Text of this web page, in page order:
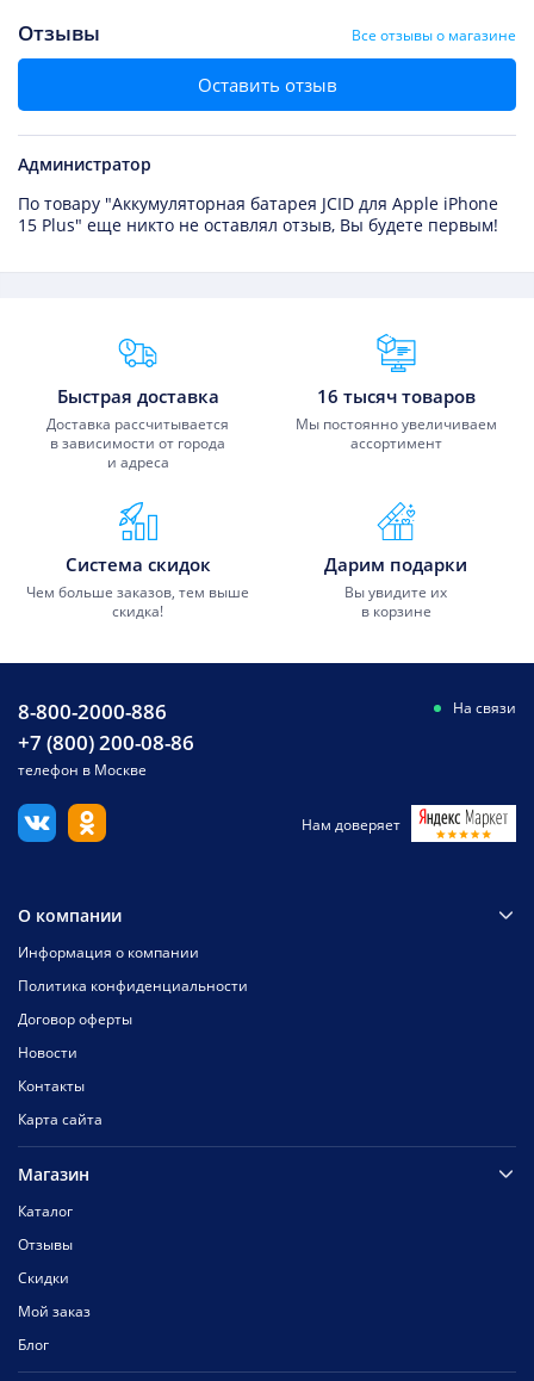
Отзывы Все отзывы о магазине
Оставить отзыв
Администратор
По товару "Аккумуляторная батарея JCID для Apple iPhone
15 Plus" еще никто не оставлял отзыв, Вы будете первым!
Преимущества Fixmobile
Быстрая доставка
Доставка рассчитывается
в зависимости от города
и адреса
16 тысяч товаров
Мы постоянно увеличиваем
ассортимент
Система скидок
Чем больше заказов, тем выше
скидка!
Дарим подарки
Вы увидите их
в корзине
8-800-2000-886
+7 (800) 200-08-86
телефон в Москве
На связи
Нам доверяет
О компании
Информация о компании
Политика конфиденциальности
Договор оферты
Новости
Контакты
Карта сайта
Магазин
Каталог
Отзывы
Скидки
Мой заказ
Блог